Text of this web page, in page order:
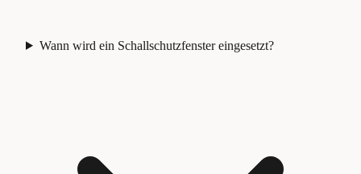
Wann wird ein Schallschutzfenster eingesetzt?